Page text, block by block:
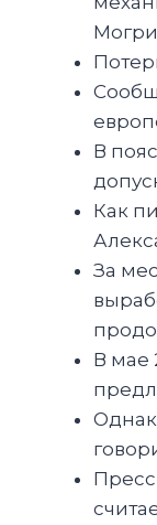
В
Как
За
В мае